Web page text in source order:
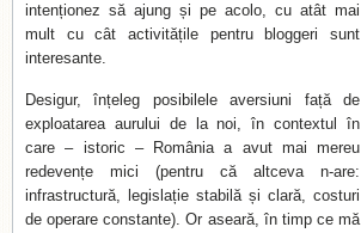
intenționez să ajung și pe acolo, cu atât mai
mult cu cât activitățile pentru bloggeri sunt
interesante.
Desigur, înțeleg posibilele aversiuni față de
exploatarea aurului de la noi, în contextul în
care – istoric – România a avut mai mereu
redevențe mici (pentru că altceva n-are:
infrastructură, legislație stabilă și clară, costuri
de operare constante). Or aseară, în timp ce mă